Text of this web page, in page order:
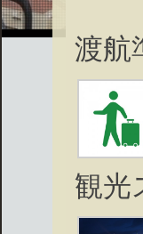
渡航
観光